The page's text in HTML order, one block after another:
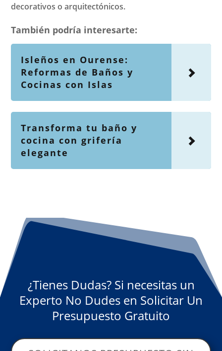
decorativos o arquitectónicos.
También podría interesarte:
Isleños en Ourense:
Reformas de Baños y
Cocinas con Islas
Transforma tu baño y
cocina con grifería
elegante
¿Tienes Dudas? Si necesitas un
Experto No Dudes en Solicitar Un
Presupuesto Gratuito